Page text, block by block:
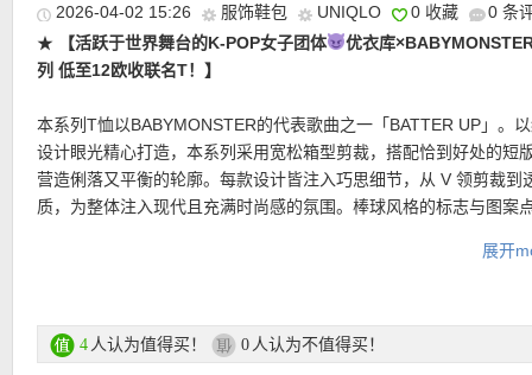
直达链接在此
★【UNIQLO 棉质灯笼袖衬衫 限时闪促仅48欧，原价69欧！】
面料，清爽透气，上身有自然的松弛感。 宽松廓形，慵懒但不邋遢
颜色给基础穿搭加一点温柔亮点。最喜欢它的袖口设计：袖部微微
一点空气感，既修饰手臂线条，又让整体多了几分精致。夸张不到
直达链接在此
2026-04-02 15:26 服饰鞋包 UNIQLO 0 收藏
0 条
★
【活跃于世界舞台的K-POP女子团体
优衣库
列 低至12欧收联名T！】
本系列T恤以BABYMONSTER的代表歌曲之一「BATTER UP」。
设计眼光精心打造，本系列采用宽松箱型剪裁，搭配恰到好处的短
营造俐落又平衡的轮廓。每款设计皆注入巧思细节，从 V 领剪裁到
质，为整体注入现代且充满时尚感的氛围。棒球风格的标志与图案
展开
4 人认为值得买！ 0 人认为不值得买！